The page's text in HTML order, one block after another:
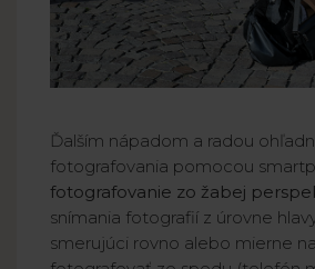
Ďalším nápadom a radou
fotografovania pomocou
fotografovanie zo žabej
snímania fotografií z úrovne
smerujúci rovno alebo mierne